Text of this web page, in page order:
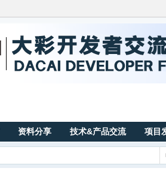
资料分享 技术&产品交流 项目